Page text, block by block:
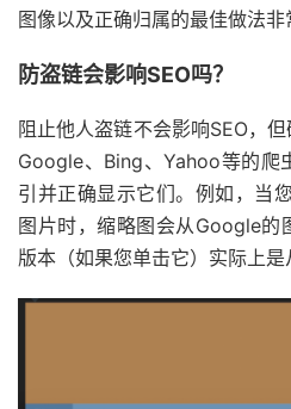
图像以及正确归属的最佳做法非
防盗链会影响SEO吗？
阻止他人盗链不会影响SEO，
Google、Bing、Yahoo等的爬
引并正确显示它们。例如，当
图片时，缩略图会从Google的
版本（如果您单击它）实际上是